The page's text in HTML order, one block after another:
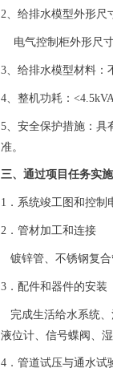
2、给排水模型外形尺
电气控制柜外形尺寸
3、给排水模型材料：
4、整机功耗：<4.5kVA
5、安全保护措施：具
准。
三、通过项目任务实
1．系统竣工图和控制
2．管材加工和连接
镀锌管、不锈钢复合
3．配件和器件的安装
完成生活给水系统、
液位计、信号蝶阀、
4．管道试压与通水试